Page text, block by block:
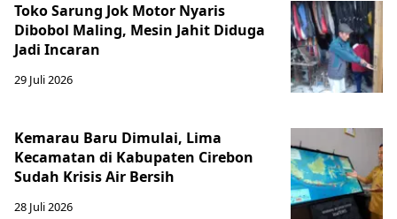
Toko Sarung Jok Motor Nyaris
Dibobol Maling, Mesin Jahit Diduga
Jadi Incaran
29 Juli 2026
Kemarau Baru Dimulai, Lima
Kecamatan di Kabupaten Cirebon
Sudah Krisis Air Bersih
28 Juli 2026